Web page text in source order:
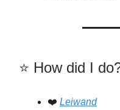
⭐️️ How did I
❤️ Leiwand